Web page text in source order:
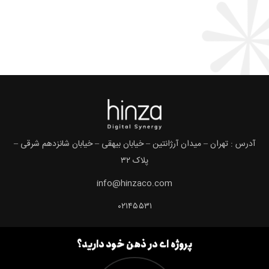
آدرس : تهران – میدان آرژانتین – خیابان بیهقی – خیابان شانزدهم شرقی –
پلاک ۳۲
info@hinzaco.com
۰۲۱۴۵۵۳۱
پروژه ای در ذهن خود دارید؟